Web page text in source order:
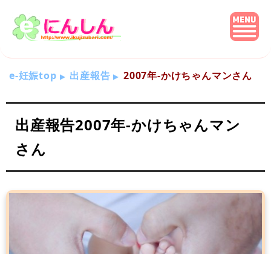
e-妊娠top 出産報告 2007年-かけちゃんマンさん
出産報告2007年-かけちゃんマン
さん